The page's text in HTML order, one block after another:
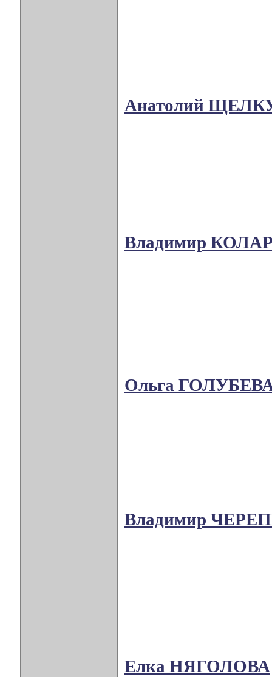
Анатолий
Владимир
Ольга
Владимир
Елка НЯГОЛОВА